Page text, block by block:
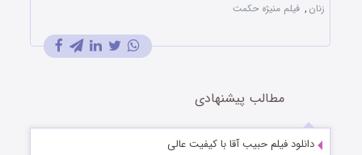
زنان , فیلم منیژه حکمت
مطالب پیشنهادی
دانلود فیلم حبیب آقا با کیفیت عالی